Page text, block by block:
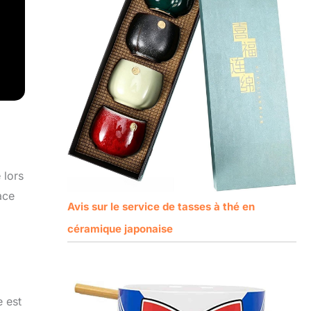
lors
est
Avis sur le service de tasses à thé en
céramique japonaise